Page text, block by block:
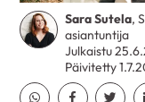
Sara Sutela,
asiantuntija
Julkaistu
Päivitetty
Jaa Whatsapp
Jaa Facebook
Jaa